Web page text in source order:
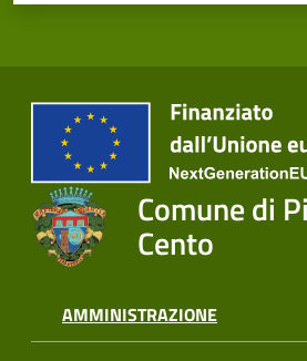
Comune di
Cento
AMMINISTRAZIONE